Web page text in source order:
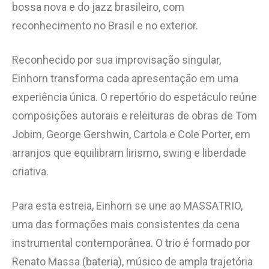
bossa nova e do jazz brasileiro, com
reconhecimento no Brasil e no exterior.
Reconhecido por sua improvisação singular,
Einhorn transforma cada apresentação em uma
experiência única. O repertório do espetáculo reúne
composições autorais e releituras de obras de Tom
Jobim, George Gershwin, Cartola e Cole Porter, em
arranjos que equilibram lirismo, swing e liberdade
criativa.
Para esta estreia, Einhorn se une ao MASSATRIO,
uma das formações mais consistentes da cena
instrumental contemporânea. O trio é formado por
Renato Massa (bateria), músico de ampla trajetória